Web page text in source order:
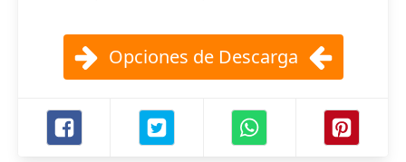
Opciones de Descarga